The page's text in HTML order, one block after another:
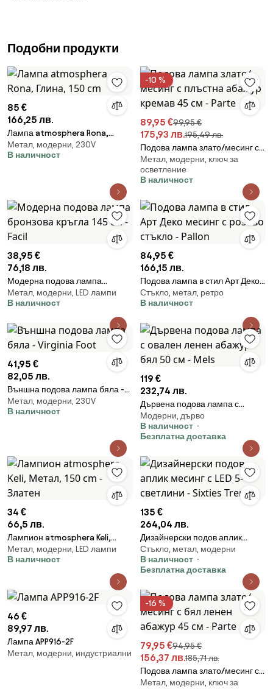
Подобни продукти
85 €
166,25 лв.
Лампа atmosphera Rona,
Глина, 150 cm
Метал, модерни, 230V
В наличност
-10 %
89,95 €99,95 €
175,93 лв.195,49 лв.
Подова лампа злато/месинг с
плъстна абажур кремав 45 см -
Parte
Метал, модерни, ключ за
осветление
В наличност
38,95 €
76,18 лв.
Модерна подова лампа
бронзова кръгла 145 см - Facil
Метал, модерни, LED лампи
В наличност
84,95 €
166,15 лв.
Подова лампа в стил Арт Деко
месинг с розово стъкло - Pallon
Стъкло, метал, ретро
В наличност
41,95 €
82,05 лв.
Външна подова лампа бяла -
Virginia Foot
Метал, модерни, 230V
В наличност
119 €
232,74 лв.
Дървена подова лампа с
овален ленен абажур бял 50
см - Mels
Модерни, дърво
В наличност
Безплатна доставка
34 €
66,5 лв.
Лампион atmosphera Keli,
Метал, 150 cm - Златен
Метал, модерни, LED лампи
В наличност
135 €
264,04 лв.
Дизайнерски подов аплик
месинг с LED 5-светлини -
Sixties Trento
Стъкло, метал, модерни
В наличност
Безплатна доставка
46 €
89,97 лв.
Лампа APP916-2F
Метал, модерни, индустриални
-16 %
79,95 €94,95 €
156,37 лв.185,71 лв.
Подова лампа злато/месинг с
бял ленен абажур 45 см - Parte
Метал, модерни, ключ за